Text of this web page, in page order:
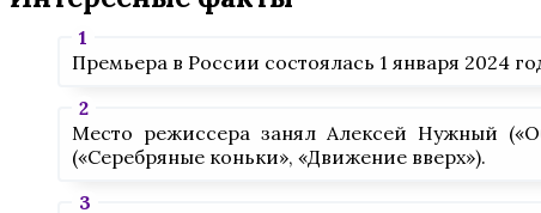
Премьера в России состоялась 1 января 2024
Место режиссера занял Алексей Нужный
(«Серебряные коньки», «Движение вверх»).